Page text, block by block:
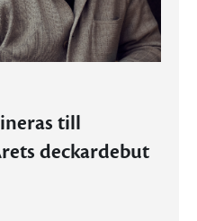
till
deckardebut